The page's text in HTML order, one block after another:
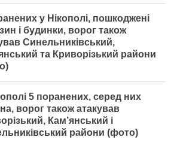
у Нікополі, пошкоджені
і будинки, ворог також
Синельниківський,
та Криворізький райони
5 поранених, серед них
ворог також атакував
Кам’янський і
райони (фото)